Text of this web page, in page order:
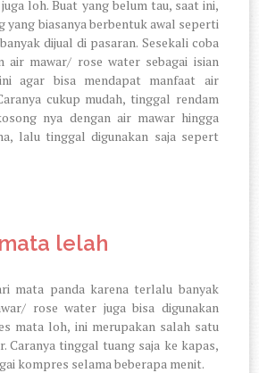
loh. Buat yang belum tau, saat ini,
yang biasanya berbentuk awal seperti
dijual di pasaran. Sesekali coba
air mawar/ rose water sebagai isian
agar bisa mendapat manfaat air
cukup mudah, tinggal rendam
nya dengan air mawar hingga
lalu tinggal digunakan saja sepert
lelah
mata panda karena terlalu banyak
rose water juga bisa digunakan
mata loh, ini merupakan salah satu
Caranya tinggal tuang saja ke kapas,
kompres selama beberapa menit.